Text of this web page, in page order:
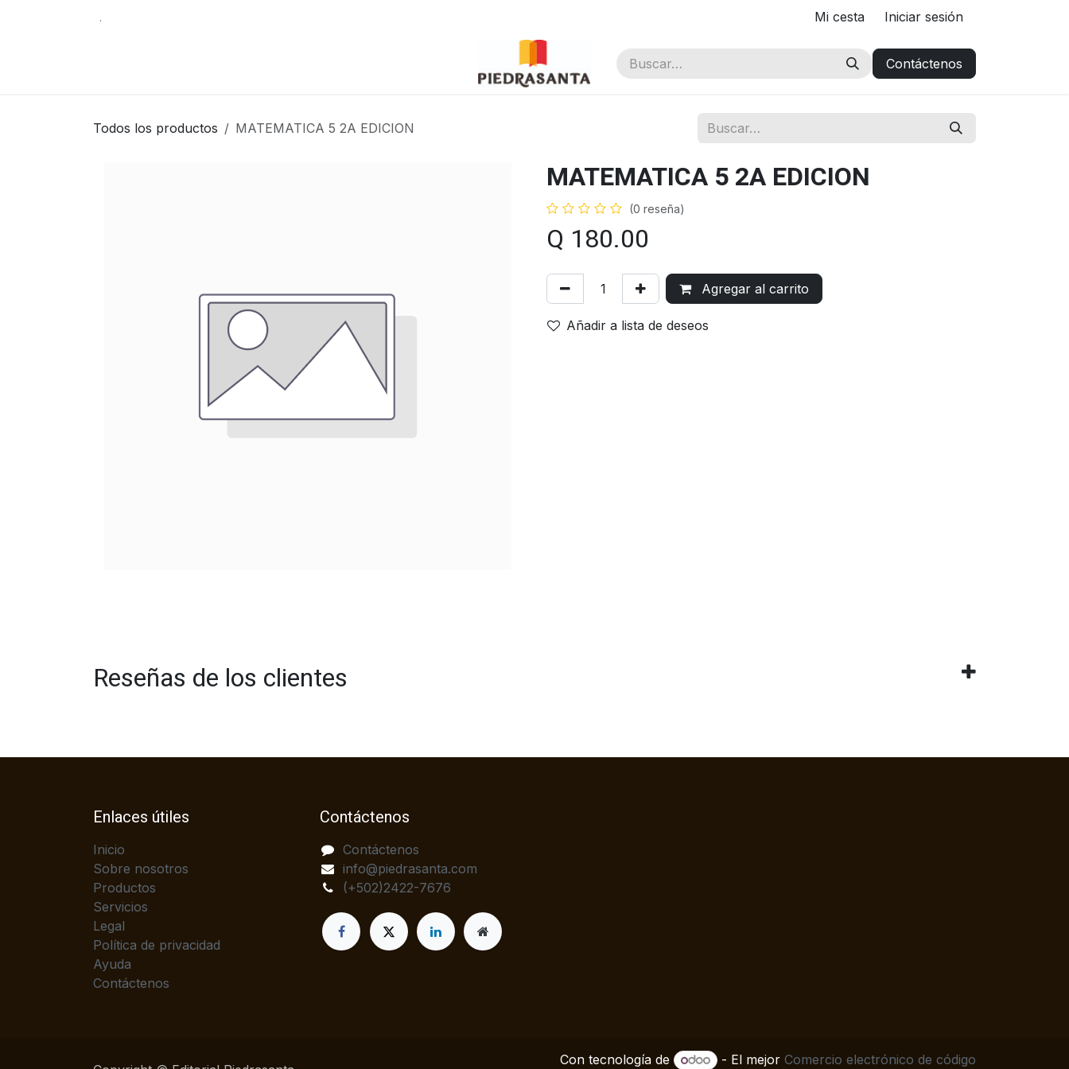
. Mi cesta Iniciar sesión
Contáctenos
Todos los productos MATEMATICA 5 2A EDICION
MATEMATICA 5 2A EDICION
(0 reseña)
Q 180.00
Agregar al carrito
Añadir a lista de deseos
Reseñas de los clientes
Enlaces útiles
Inicio
Sobre nosotros
Productos
Servicios
Legal
Política de privacidad
Ayuda
Contáctenos
Contáctenos
Contáctenos
info@piedrasanta.com
(+502)2422-7676
Con tecnología de - El mejor Comercio electrónico de código